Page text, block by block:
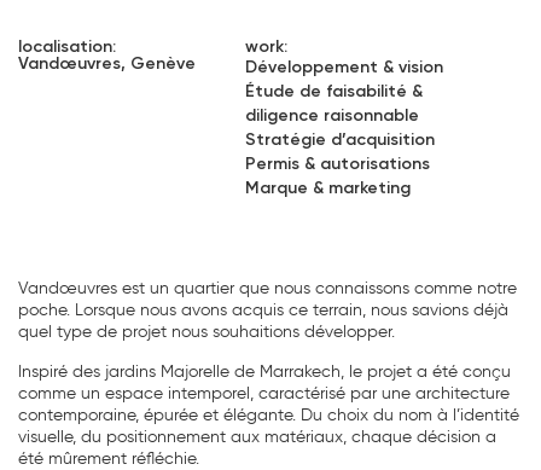
localisation:
Vandœuvres, Genève
work:
Développement & vision
Étude de faisabilité &
diligence raisonnable
Stratégie d’acquisition
Permis & autorisations
Marque & marketing
Vandœuvres est un quartier que nous connaissons comme notre
poche. Lorsque nous avons acquis ce terrain, nous savions déjà
quel type de projet nous souhaitions développer.
Inspiré des jardins Majorelle de Marrakech, le projet a été conçu
comme un espace intemporel, caractérisé par une architecture
contemporaine, épurée et élégante. Du choix du nom à l’identité
visuelle, du positionnement aux matériaux, chaque décision a
été mûrement réfléchie.